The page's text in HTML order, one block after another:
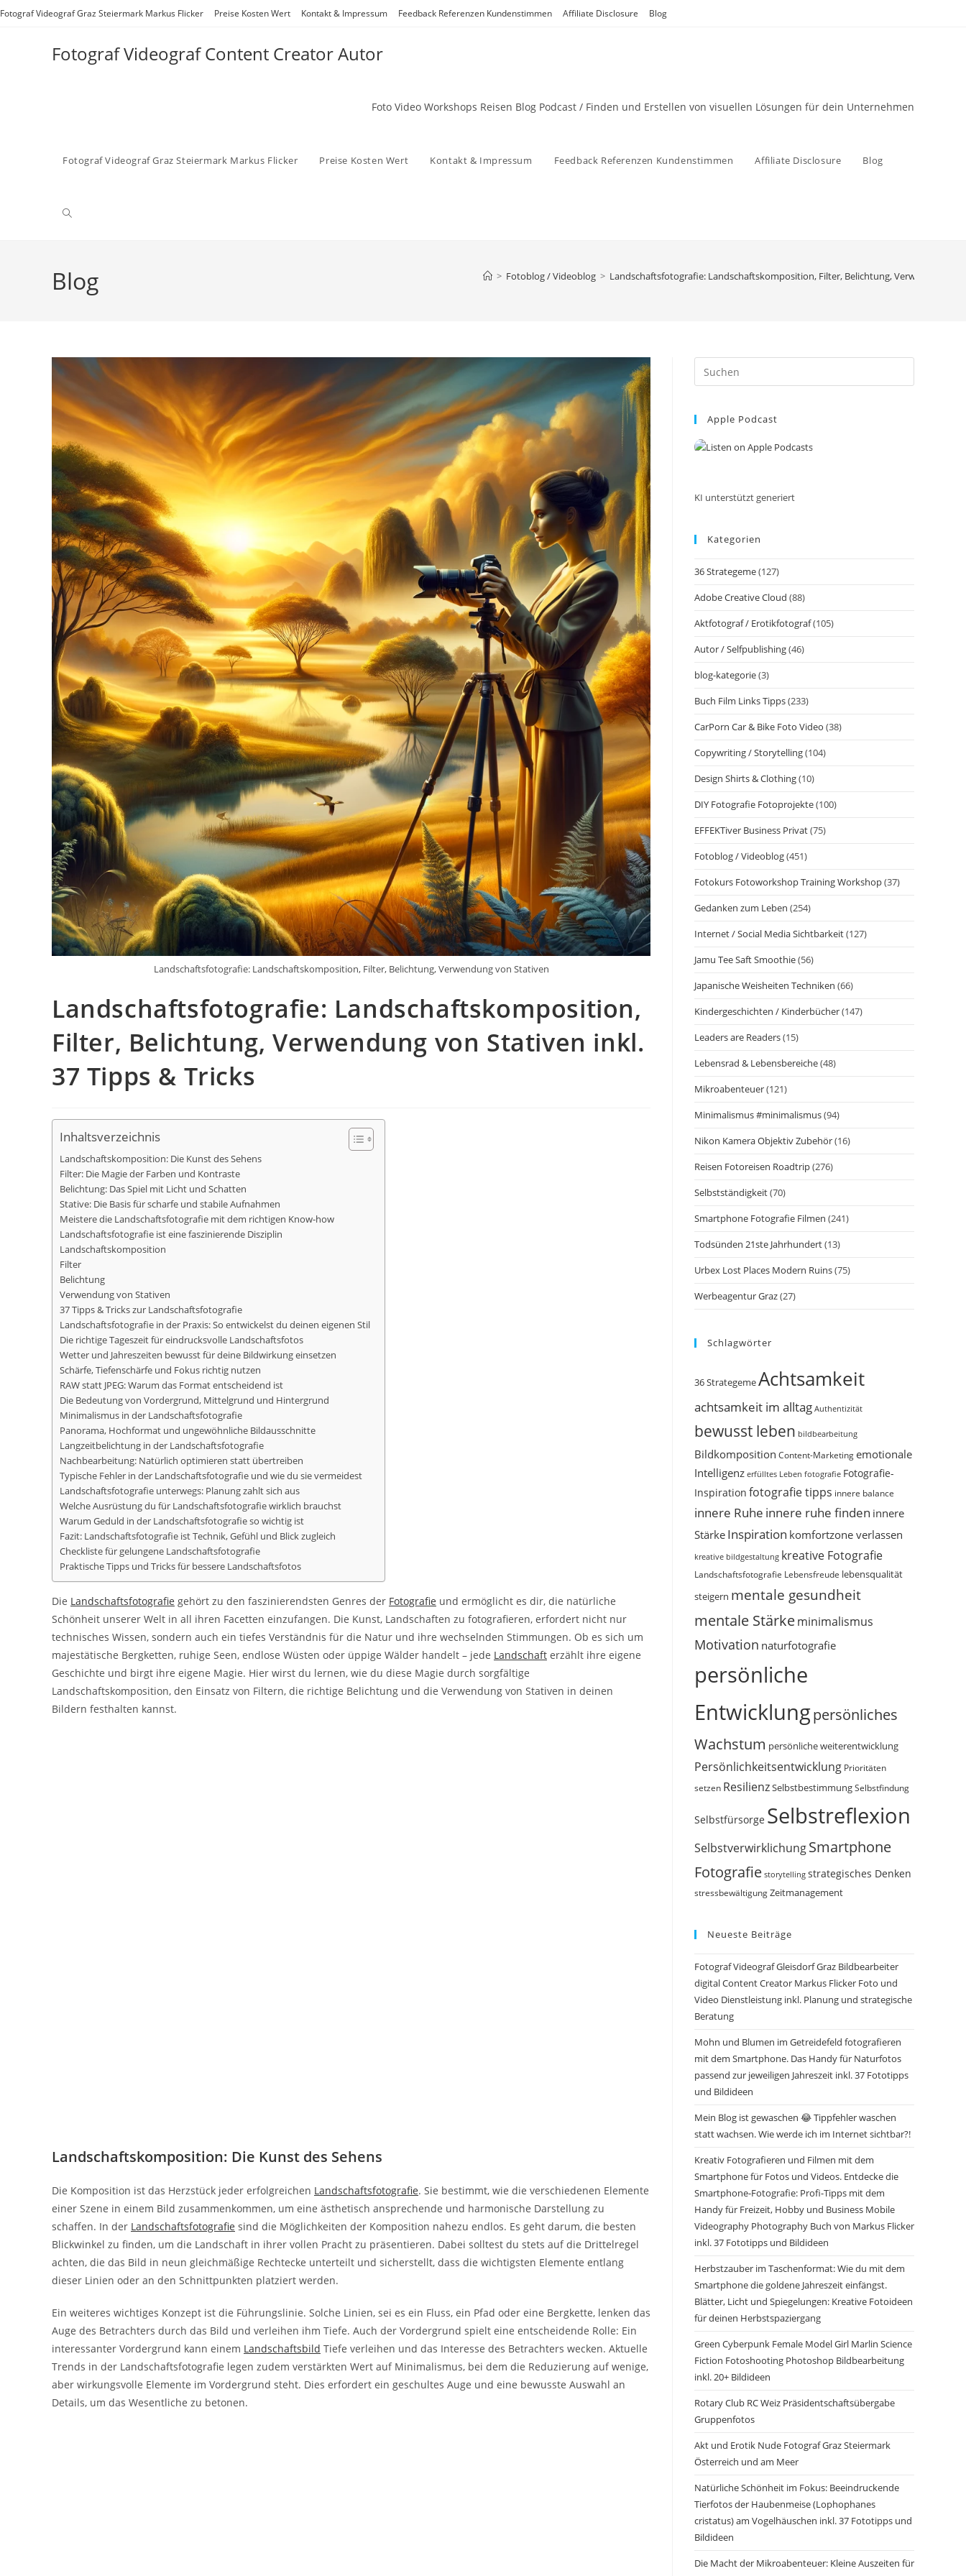
Zum
Fotograf Videograf Graz Steiermark Markus Flicker Preise Kosten Wert Kontakt & Impressum Feedback Referenzen Kundenstimmen Affiliate Disclosure Blog
Fotograf Videograf Content Creator Autor
Foto Video Workshops Reisen Blog Podcast / Finden und Erstellen von visuellen Lösungen für dein Unternehmen
Fotograf Videograf Graz Steiermark Markus Flicker Preise Kosten Wert Kontakt & Impressum Feedback Referenzen Kundenstimmen Affiliate Disclosure Blog
Website-
Blog > Fotoblog / Videoblog > Landschaftsfotografie: Landschaftskomposition, Filter, Belichtung, Verwendung
Landschaftsfotografie: Landschaftskomposition, Filter, Belichtung, Verwendung von Stativen
Landschaftsfotografie: Landschaftskomposition,
Filter, Belichtung, Verwendung von Stativen inkl.
37 Tipps & Tricks
Inhaltsverzeichnis
Landschaftskomposition: Die Kunst des Sehens
Filter: Die Magie der Farben und Kontraste
Belichtung: Das Spiel mit Licht und Schatten
Stative: Die Basis für scharfe und stabile Aufnahmen
Meistere die Landschaftsfotografie mit dem richtigen Know-how
Landschaftsfotografie ist eine faszinierende Disziplin
Landschaftskomposition
Filter
Belichtung
Verwendung von Stativen
37 Tipps & Tricks zur Landschaftsfotografie
Landschaftsfotografie in der Praxis: So entwickelst du deinen eigenen Stil
Die richtige Tageszeit für eindrucksvolle Landschaftsfotos
Wetter und Jahreszeiten bewusst für deine Bildwirkung einsetzen
Schärfe, Tiefenschärfe und Fokus richtig nutzen
RAW statt JPEG: Warum das Format entscheidend ist
Die Bedeutung von Vordergrund, Mittelgrund und Hintergrund
Minimalismus in der Landschaftsfotografie
Panorama, Hochformat und ungewöhnliche Bildausschnitte
Langzeitbelichtung in der Landschaftsfotografie
Nachbearbeitung: Natürlich optimieren statt übertreiben
Typische Fehler in der Landschaftsfotografie und wie du sie vermeidest
Landschaftsfotografie unterwegs: Planung zahlt sich aus
Welche Ausrüstung du für Landschaftsfotografie wirklich brauchst
Warum Geduld in der Landschaftsfotografie so wichtig ist
Fazit: Landschaftsfotografie ist Technik, Gefühl und Blick zugleich
Checkliste für gelungene Landschaftsfotografie
Praktische Tipps und Tricks für bessere Landschaftsfotos
Die Landschaftsfotografie gehört zu den faszinierendsten Genres der Fotografie und ermöglicht es dir, die natürliche
Schönheit unserer Welt in all ihren Facetten einzufangen. Die Kunst, Landschaften zu fotografieren, erfordert nicht nur
technisches Wissen, sondern auch ein tiefes Verständnis für die Natur und ihre wechselnden Stimmungen. Ob es sich um
majestätische Bergketten, ruhige Seen, endlose Wüsten oder üppige Wälder handelt – jede Landschaft erzählt ihre eigene
Geschichte und birgt ihre eigene Magie. Hier wirst du lernen, wie du diese Magie durch sorgfältige
Landschaftskomposition, den Einsatz von Filtern, die richtige Belichtung und die Verwendung von Stativen in deinen
Bildern festhalten kannst.
Landschaftskomposition: Die Kunst des Sehens
Die Komposition ist das Herzstück jeder erfolgreichen Landschaftsfotografie. Sie bestimmt, wie die verschiedenen Elemente
einer Szene in einem Bild zusammenkommen, um eine ästhetisch ansprechende und harmonische Darstellung zu
schaffen. In der Landschaftsfotografie sind die Möglichkeiten der Komposition nahezu endlos. Es geht darum, die besten
Blickwinkel zu finden, um die Landschaft in ihrer vollen Pracht zu präsentieren. Dabei solltest du stets auf die Drittelregel
achten, die das Bild in neun gleichmäßige Rechtecke unterteilt und sicherstellt, dass die wichtigsten Elemente entlang
dieser Linien oder an den Schnittpunkten platziert werden.
Ein weiteres wichtiges Konzept ist die Führungslinie. Solche Linien, sei es ein Fluss, ein Pfad oder eine Bergkette, lenken das
Auge des Betrachters durch das Bild und verleihen ihm Tiefe. Auch der Vordergrund spielt eine entscheidende Rolle: Ein
interessanter Vordergrund kann einem Landschaftsbild Tiefe verleihen und das Interesse des Betrachters wecken. Aktuelle
Trends in der Landschaftsfotografie legen zudem verstärkten Wert auf Minimalismus, bei dem die Reduzierung auf wenige,
aber wirkungsvolle Elemente im Vordergrund steht. Dies erfordert ein geschultes Auge und eine bewusste Auswahl an
Details, um das Wesentliche zu betonen.
Escape
Apple Podcast
KI unterstützt generiert
Kategorien
36 Strategeme(127)
Adobe Creative Cloud (88)
Aktfotograf / Erotikfotograf(105)
Autor / Selfpublishing(46)
blog-kategorie(3)
Buch Film Links Tipps(233)
CarPorn Car & Bike Foto Video (38)
Copywriting / Storytelling(104)
Design Shirts & Clothing(10)
DIY Fotografie Fotoprojekte(100)
EFFEKTiver Business Privat(75)
Fotoblog / Videoblog(451)
Fotokurs Fotoworkshop Training Workshop(37)
Gedanken zum Leben (254)
Internet / Social Media Sichtbarkeit(127)
Jamu Tee Saft Smoothie(56)
Japanische Weisheiten Techniken (66)
Kindergeschichten / Kinderbücher(147)
Leaders are Readers(15)
Lebensrad & Lebensbereiche(48)
Mikroabenteuer(121)
Minimalismus #minimalismus(94)
Nikon Kamera Objektiv Zubehör(16)
Reisen Fotoreisen Roadtrip(276)
Selbstständigkeit(70)
Smartphone Fotografie Filmen (241)
Todsünden 21ste Jahrhundert(13)
Urbex Lost Places Modern Ruins(75)
Werbeagentur Graz(27)
Schlagwörter
36 StrategemeAchtsamkeit
achtsamkeit im alltag Authentizität
bewusst leben bildbearbeitung
Bildkomposition Content-Marketingemotionale
Intelligenz erfülltes Leben fotografie Fotografie-
Inspiration fotografie tipps innere balance
innere Ruhe innere ruhe finden innere
Stärke Inspiration komfortzone verlassen
kreative bildgestaltung kreative Fotografie
Landschaftsfotografie Lebensfreude lebensqualität
steigern mentale gesundheit
mentale Stärkeminimalismus
Motivation naturfotografie
persönliche
Entwicklungpersönliches
Wachstum persönliche weiterentwicklung
Persönlichkeitsentwicklung Prioritäten
setzen ResilienzSelbstbestimmungSelbstfindung
Selbstfürsorge Selbstreflexion
SelbstverwirklichungSmartphone
Fotografie storytelling strategisches Denken
stressbewältigung Zeitmanagement
Neueste Beiträge
Fotograf Videograf Gleisdorf Graz Bildbearbeiter
digital Content Creator Markus Flicker Foto und
Video Dienstleistung inkl. Planung und strategische
Beratung
Mohn und Blumen im Getreidefeld fotografieren
mit dem Smartphone. Das Handy für Naturfotos
passend zur jeweiligen Jahreszeit inkl. 37 Fototipps
und Bildideen
Mein Blog ist gewaschen 😂 Tippfehler waschen
statt wachsen. Wie werde ich im Internet sichtbar?!
Kreativ Fotografieren und Filmen mit dem
Smartphone für Fotos und Videos. Entdecke die
Smartphone-Fotografie: Profi-Tipps mit dem
Handy für Freizeit, Hobby und Business Mobile
Videography Photography Buch von Markus Flicker
inkl. 37 Fototipps und Bildideen
Herbstzauber im Taschenformat: Wie du mit dem
Smartphone die goldene Jahreszeit einfängst.
Blätter, Licht und Spiegelungen: Kreative Fotoideen
für deinen Herbstspaziergang
Green Cyberpunk Female Model Girl Marlin Science
Fiction Fotoshooting Photoshop Bildbearbeitung
inkl. 20+ Bildideen
Rotary Club RC Weiz Präsidentschaftsübergabe
Gruppenfotos
Akt und Erotik Nude Fotograf Graz Steiermark
Österreich und am Meer
Natürliche Schönheit im Fokus: Beeindruckende
Tierfotos der Haubenmeise (Lophophanes
cristatus) am Vogelhäuschen inkl. 37 Fototipps und
Bildideen
Die Macht der Mikroabenteuer: Kleine Auszeiten für